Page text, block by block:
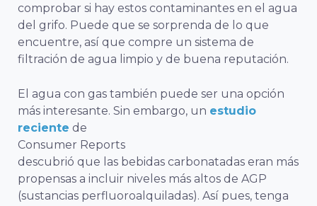
comprobar si hay estos contaminantes en el agua
del grifo. Puede que se sorprenda de lo que
encuentre, así que compre un sistema de
filtración de agua limpio y de buena reputación.
El agua con gas también puede ser una opción
más interesante. Sin embargo, un estudio
reciente de
Consumer Reports
descubrió que las bebidas carbonatadas eran más
propensas a incluir niveles más altos de AGP
(sustancias perfluoroalquiladas). Así pues, tenga